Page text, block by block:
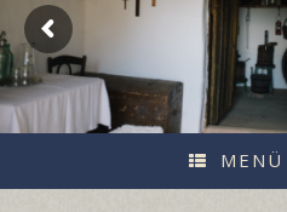
MENÜ